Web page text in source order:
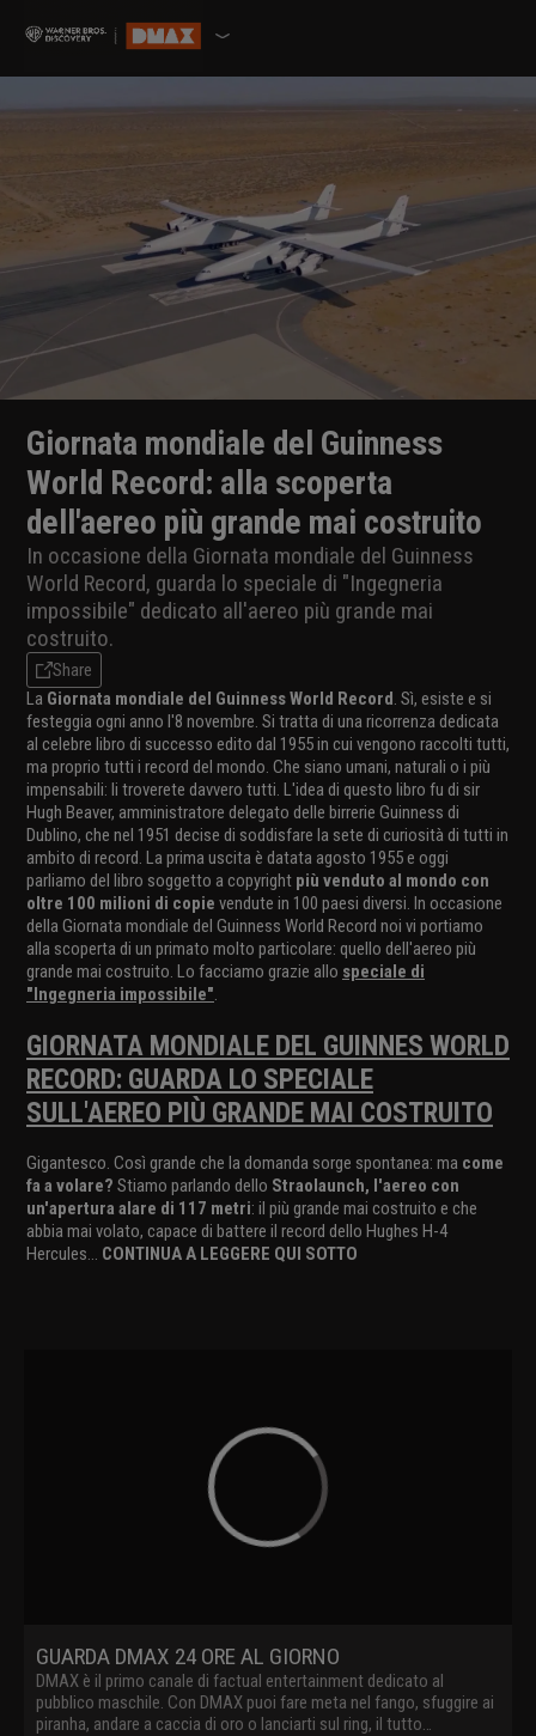
Giornata mondiale del Guinness
World Record: alla scoperta
dell'aereo più grande mai costruito
In occasione della Giornata mondiale del Guinness
World Record, guarda lo speciale di "Ingegneria
impossibile" dedicato all'aereo più grande mai
costruito.
Share
La Giornata mondiale del Guinness World Record . Sì, esiste e si
festeggia ogni anno l'8 novembre. Si tratta di una ricorrenza dedicata
al celebre libro di successo edito dal 1955 in cui vengono raccolti tutti,
ma proprio tutti i record del mondo. Che siano umani, naturali o i più
impensabili: li troverete davvero tutti. L'idea di questo libro fu di sir
Hugh Beaver, amministratore delegato delle birrerie Guinness di
Dublino, che nel 1951 decise di soddisfare la sete di curiosità di tutti in
ambito di record. La prima uscita è datata agosto 1955 e oggi
parliamo del libro soggetto a copyright più venduto al mondo con
oltre 100 milioni di copie vendute in 100 paesi diversi. In occasione
della Giornata mondiale del Guinness World Record noi vi portiamo
alla scoperta di un primato molto particolare: quello dell'aereo più
grande mai costruito. Lo facciamo grazie allo speciale di
"Ingegneria impossibile".
GIORNATA MONDIALE DEL GUINNES WORLD
RECORD: GUARDA LO SPECIALE
SULL'AEREO PIÙ GRANDE MAI COSTRUITO
Gigantesco. Così grande che la domanda sorge spontanea: ma come
fa a volare? Stiamo parlando dello Straolaunch, l'aereo con
un'apertura alare di 117 metri: il più grande mai costruito e che
abbia mai volato, capace di battere il record dello Hughes H-4
Hercules... CONTINUA A LEGGERE QUI SOTTO
GUARDA DMAX 24 ORE AL GIORNO
DMAX è il primo canale di factual entertainment dedicato al
pubblico maschile. Con DMAX puoi fare meta nel fango, sfuggire ai
piranha, andare a caccia di oro o lanciarti sul ring, il tutto